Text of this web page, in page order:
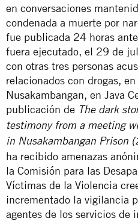
en conversaciones
condenada a muerte por
fue publicada 24 horas
fuera ejecutado, el 29 de
con otras tres personas
relacionados con drogas,
Nusakambangan, en Java
publicación de The dark
testimony from a meeting
in Nusakambangan Prison
ha recibido amenazas
la Comisión para las
Víctimas de la Violencia
incrementado la vigilancia
agentes de los servicios de